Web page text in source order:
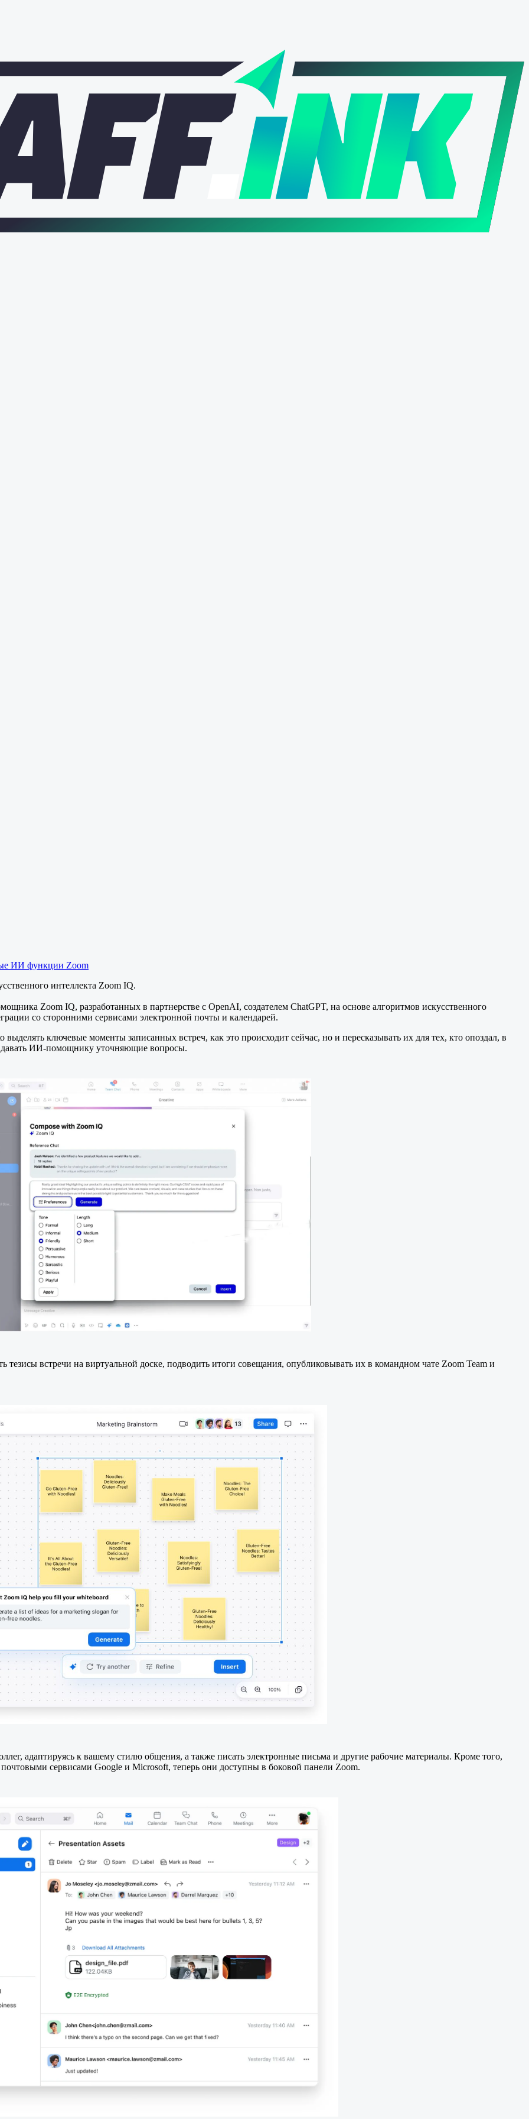
ИИ функции Zoom
интеллекта Zoom IQ.
Zoom IQ, разработанных в партнерстве с OpenAI, создателем ChatGPT, на основе алгоритмов искусственного
со сторонними сервисами электронной почты и календарей.
ключевые моменты записанных встреч, как это происходит сейчас, но и пересказывать их для тех, кто опоздал, в
ИИ-помощнику уточняющие вопросы.
тезисы встречи на виртуальной доске, подводить итоги совещания, опубликовывать их в командном чате Zoom Team и
адаптируясь к вашему стилю общения, а также писать электронные письма и другие рабочие материалы. Кроме того,
сервисами Google и Microsoft, теперь они доступны в боковой панели Zoom.